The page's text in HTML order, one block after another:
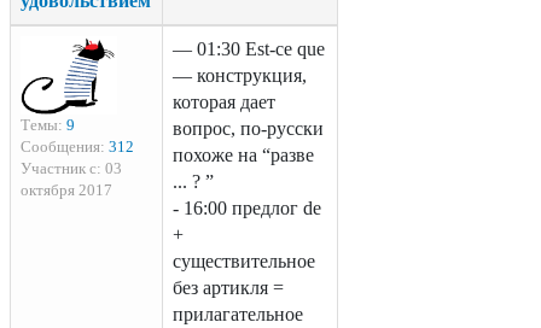
Темы: 9
Сообщения: 312
Участник с: 03
октября 2017
— 01:30 Est-ce que
— конструкция,
которая дает
вопрос, по-русски
похоже на “разве
... ? ”
- 16:00 предлог de
+
существительное
без артикля =
прилагательное